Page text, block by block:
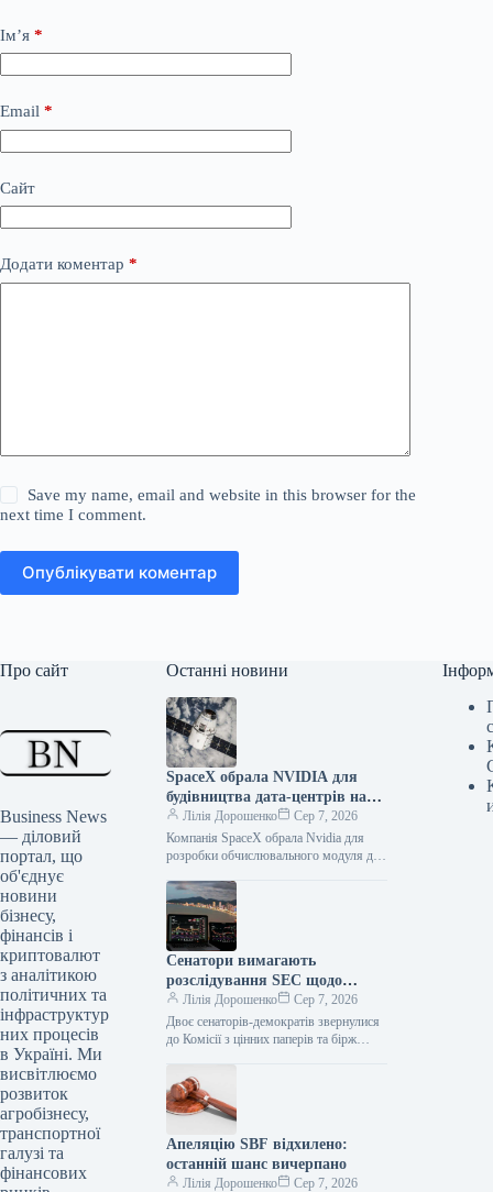
Ім’я *
Email *
Сайт
Додати коментар *
Save my name, email and website in this browser for the
next time I comment.
Опублікувати коментар
Про сайт
Business News
— діловий
портал, що
об'єднує
новини
бізнесу,
фінансів і
криптовалют
з аналітикою
політичних та
інфраструктур
них процесів
в Україні. Ми
висвітлюємо
розвиток
агробізнесу,
транспортної
галузі та
фінансових
Останні новини
SpaceX обрала NVIDIA для
будівництва дата-центрів на
орбіті
Лілія Дорошенко
Сер 7, 2026
Компанія SpaceX обрала Nvidia для
розробки обчислювального модуля для
обох компаній продемонстрували
зростання у вівторок.…
Сенатори вимагають
розслідування SEC щодо
мемкоїна TRUMP
Лілія Дорошенко
Сер 7, 2026
Двоє сенаторів-демократів звернулися
до Комісії з цінних паперів та бірж
ситуацію з крахом мемкоїна TRUMP,…
Апеляцію SBF відхилено:
останній шанс вичерпано
Лілія Дорошенко Сер 7, 2026